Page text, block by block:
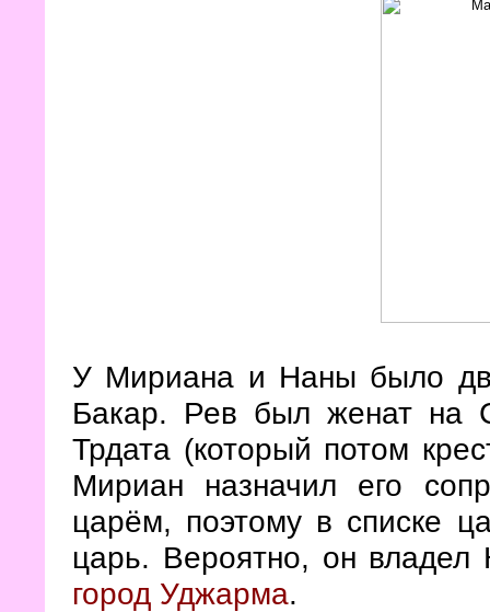
У Мириана и Наны было
Бакар. Рев был женат на
Трдата (который потом
Мириан назначил его
царём, поэтому в списке
царь. Вероятно, он владел
город Уджарма.